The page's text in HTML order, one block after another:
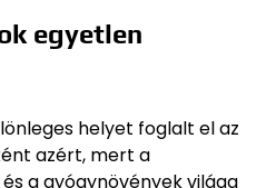
egyetlen
helyet foglalt el az
azért, mert a
a gyógynövények világa